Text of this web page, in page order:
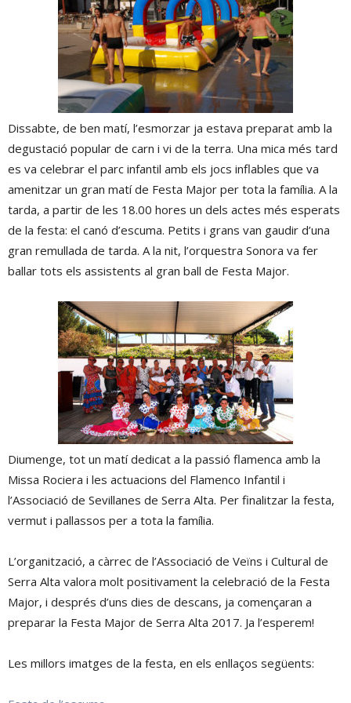
Dissabte, de ben matí, l’esmorzar ja estava preparat amb la
degustació popular de carn i vi de la terra. Una mica més tard
es va celebrar el parc infantil amb els jocs inflables que va
amenitzar un gran matí de Festa Major per tota la família. A la
tarda, a partir de les 18.00 hores un dels actes més esperats
de la festa: el canó d’escuma. Petits i grans van gaudir d’una
gran remullada de tarda. A la nit, l’orquestra Sonora va fer
ballar tots els assistents al gran ball de Festa Major.
Diumenge, tot un matí dedicat a la passió flamenca amb la
Missa Rociera i les actuacions del Flamenco Infantil i
l’Associació de Sevillanes de Serra Alta. Per finalitzar la festa,
vermut i pallassos per a tota la família.
L’organització, a càrrec de l’Associació de Veïns i Cultural de
Serra Alta valora molt positivament la celebració de la Festa
Major, i després d’uns dies de descans, ja començaran a
preparar la Festa Major de Serra Alta 2017. Ja l’esperem!
Les millors imatges de la festa, en els enllaços següents: